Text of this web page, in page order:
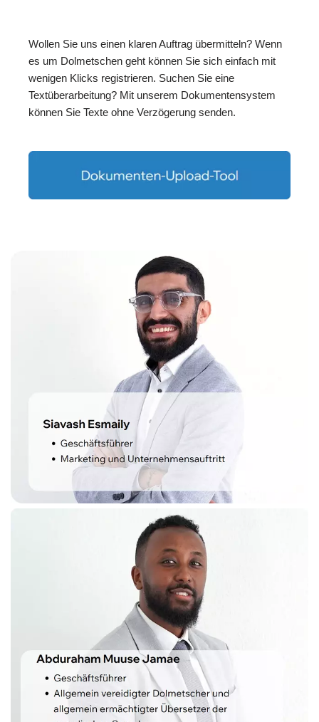
Wollen Sie uns einen klaren Auftrag übermitteln? Wenn
es um Dolmetschen geht können Sie sich einfach mit
wenigen Klicks registrieren. Suchen Sie eine
Textüberarbeitung? Mit unserem Dokumentensystem
können Sie Texte ohne Verzögerung senden.